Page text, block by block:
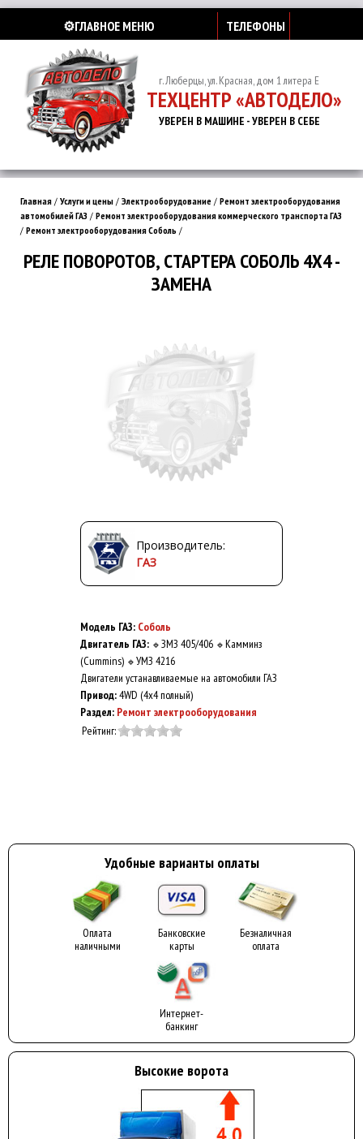
⚙️ГЛАВНОЕ МЕНЮ ТЕЛЕФОНЫ
г. Люберцы, ул. Красная, дом 1 литера Е
ТЕХЦЕНТР «АВТОДЕЛО»
УВЕРЕН В МАШИНЕ - УВЕРЕН В СЕБЕ
Главная / Услуги и цены / Электрооборудование / Ремонт электрооборудования
автомобилей ГАЗ / Ремонт электрооборудования коммерческого транспорта ГАЗ
/ Ремонт электрооборудования Соболь /
РЕЛЕ ПОВОРОТОВ, СТАРТЕРА СОБОЛЬ 4Х4 -
ЗАМЕНА
Производитель:
ГАЗ
Модель ГАЗ: Соболь
Двигатель ГАЗ: 🔹 ЗМЗ 405/406 🔹 Камминз
(Cummins) 🔹 УМЗ 4216
Двигатели устанавливаемые на автомобили ГАЗ
Привод:4WD (4x4 полный)
Раздел: Ремонт электрооборудования
Рейтинг:
Удобные варианты оплаты
Оплата
наличными
Банковские
карты
Безналичная
оплата
Интернет-
банкинг
Высокие ворота